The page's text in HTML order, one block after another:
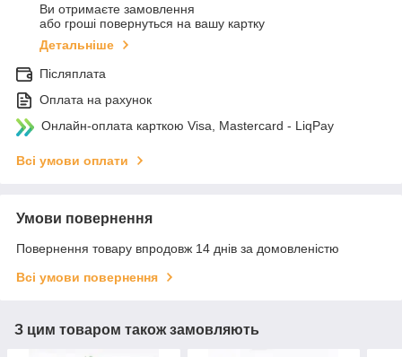
Ви отримаєте замовлення
або гроші повернуться на вашу картку
Детальніше
Післяплата
Оплата на рахунок
Онлайн-оплата карткою Visa, Mastercard - LiqPay
Всі умови оплати
Умови повернення
Повернення товару впродовж 14 днів за домовленістю
Всі умови повернення
З цим товаром також замовляють